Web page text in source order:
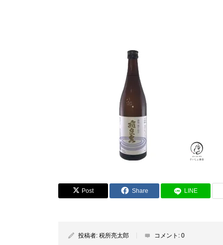
Post Share LINE
投稿者: 税所亮太郎 コメント: 0